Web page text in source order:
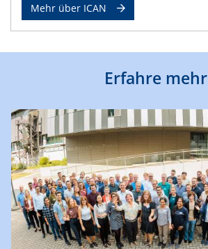
Mehr über ICAN
Erfahre mehr